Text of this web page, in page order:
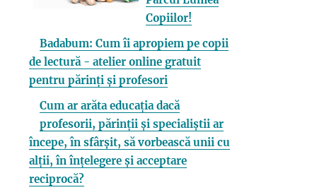
Copiilor!
Badabum: Cum îi apropiem pe copii
de lectură - atelier online gratuit
pentru părinți și profesori
Cum ar arăta educația dacă
profesorii, părinții și specialiștii ar
începe, în sfârșit, să vorbească unii cu
alții, în înțelegere și acceptare
reciprocă?